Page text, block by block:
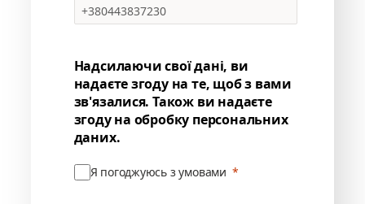
Надсилаючи свої дані, ви
надаєте згоду на те, щоб з вами
зв'язалися. Також ви надаєте
згоду на обробку персональних
даних.
Я погоджуюсь з умовами